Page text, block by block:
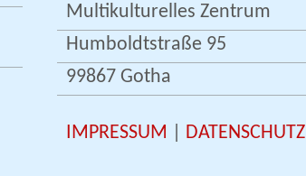
Multikulturelles Zentrum
Humboldtstraße 95
99867 Gotha
IMPRESSUM DATENSCHUTZ